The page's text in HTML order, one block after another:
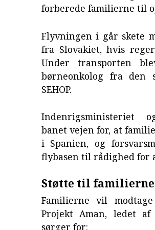
forberede familierne til
Flyvningen i går skete
fra Slovakiet, hvis
Under transporten
børneonkolog fra den
SEHOP.
Indenrigsministeriet
banet vejen for, at
i Spanien, og
flybasen til rådighed for
Støtte til familierne
Familierne vil
Projekt Aman, ledet af
sørger for: